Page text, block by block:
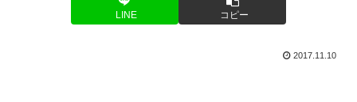
LINE コピー
2017.11.10